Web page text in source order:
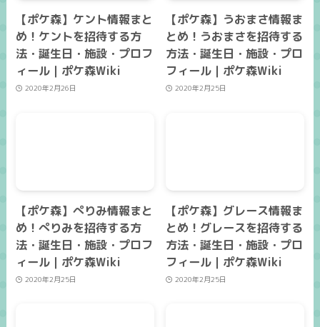
【ポケ森】ケント情報まと
め！ケントを招待する方
法・誕生日・施設・プロフ
ィール｜ポケ森Wiki
2020年2月26日
【ポケ森】うおまさ情報ま
とめ！うおまさを招待する
方法・誕生日・施設・プロ
フィール｜ポケ森Wiki
2020年2月25日
【ポケ森】ぺりみ情報まと
め！ぺりみを招待する方
法・誕生日・施設・プロフ
ィール｜ポケ森Wiki
2020年2月25日
【ポケ森】グレース情報ま
とめ！グレースを招待する
方法・誕生日・施設・プロ
フィール｜ポケ森Wiki
2020年2月25日